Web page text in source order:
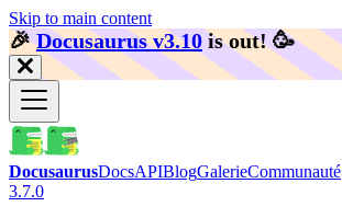
Skip to main content
🎉️Docusaurus v3.10 is out! 🥳️
DocusaurusDocsAPIBlogGalerieCommunauté
3.7.0